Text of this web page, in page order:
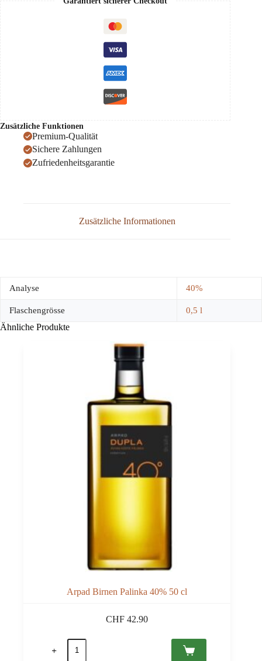
Zusätzliche Funktionen
Premium-Qualität
Sichere Zahlungen
Zufriedenheitsgarantie
Zusätzliche Informationen
Analyse 40%
Flaschengrösse 0,5 l
Ähnliche Produkte
Arpad Birnen Palinka 40% 50 cl
CHF 42.90
Arpad
Birnen